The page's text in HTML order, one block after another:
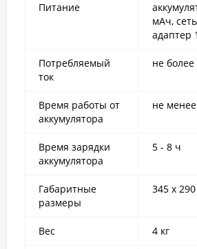
Питание
мАч,
адаптер
Потребляемый
ток
не более
Время работы от
аккумулятора
не
Время зарядки
аккумулятора
5 - 8 ч
Габаритные
размеры
345 х
Вес 4 кг